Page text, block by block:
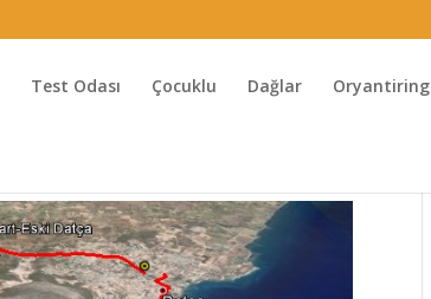
Test Odası Çocuklu Dağlar Oryantiring